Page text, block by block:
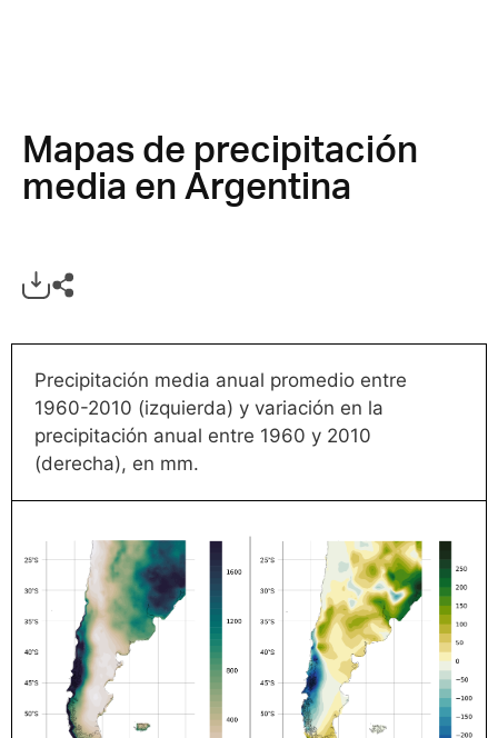
Mapas de precipitación
media en Argentina
Precipitación media anual promedio entre
1960-2010 (izquierda) y variación en la
precipitación anual entre 1960 y 2010
(derecha), en mm.